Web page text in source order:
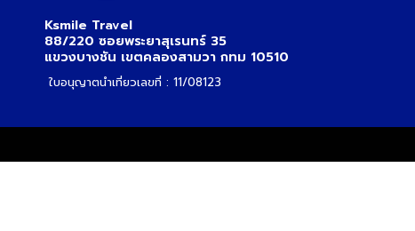
Ksmile Travel
88/220 ซอยพระยาสุเรนทร์ 35
แขวงบางชัน เขตคลองสามวา กทม 10510
ใบอนุญาตนำเที่ยวเลขที่ : 11/08123